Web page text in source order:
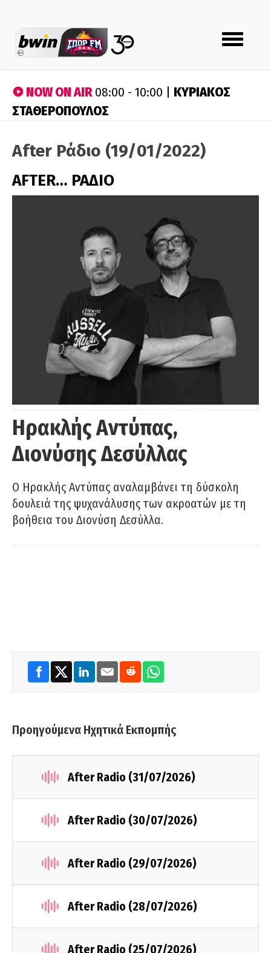
Toggle
navigation
NOW ON AIR08:00 - 10:00 | ΚΥΡΙΑΚΟΣ
ΣΤΑΘΕΡΟΠΟΥΛΟΣ
After Ράδιο (19/01/2022)
AFTER… ΡΑΔΙΟ
Ηρακλής Αντύπας,
Διονύσης Δεσύλλας
Ο Ηρακλής Αντύπας αναλαμβάνει τη δύσκολη
δουλειά της ψυχανάλυσης των ακροατών με τη
βοήθεια του Διονύση Δεσύλλα.
Προηγούμενα Ηχητικά Εκπομπής
After Radio (31/07/2026)
After Radio (30/07/2026)
After Radio (29/07/2026)
After Radio (28/07/2026)
After Radio (25/07/2026)